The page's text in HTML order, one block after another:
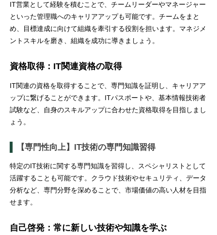
IT営業として経験を積むことで、チームリーダーやマネージャー
といった管理職へのキャリアアップも可能です。チームをまと
め、目標達成に向けて組織を牽引する役割を担います。マネジメ
ントスキルを磨き、組織を成功に導きましょう。
資格取得：IT関連資格の取得
IT関連の資格を取得することで、専門知識を証明し、キャリアア
ップに繋げることができます。ITパスポートや、基本情報技術者
試験など、自身のスキルアップに合わせた資格取得を目指しまし
ょう。
【専門性向上】IT技術の専門知識習得
特定のIT技術に関する専門知識を習得し、スペシャリストとして
活躍することも可能です。クラウド技術やセキュリティ、データ
分析など、専門分野を深めることで、市場価値の高い人材を目指
せます。
自己啓発：常に新しい技術や知識を学ぶ